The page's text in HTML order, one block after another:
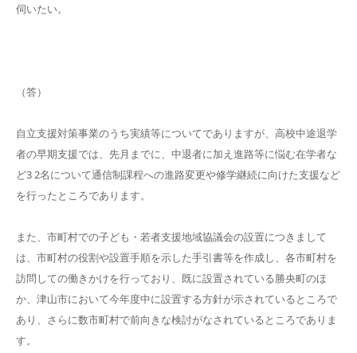
伺いたい。
（答）
自立支援対策事業のうち実績等についてでありますが、高校中途退学
者の早期支援では、先月までに、中退者に加え進路等に悩む在学者な
ど3 2名について通信制課程への進路変更や修学継続に向けた支援など
を行ったところであります。
また、市町村での子ども・若者支援地域協議会の設置につきまして
は、市町村の役割や設置手順を示した手引書等を作成し、各市町村を
訪問しての働きかけを行っており、既に設置されている勝央町のほ
か、津山市において今年度中に設置する方針が示されているところで
あり、さらに数市町村で前向きな検討がなされているところでありま
す。